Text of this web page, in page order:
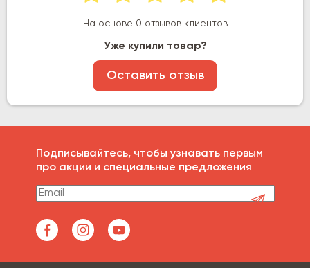
На основе 0 отзывов клиентов
Уже купили товар?
Оставить отзыв
Подписывайтесь, чтобы узнавать первым
про акции и специальные предложения